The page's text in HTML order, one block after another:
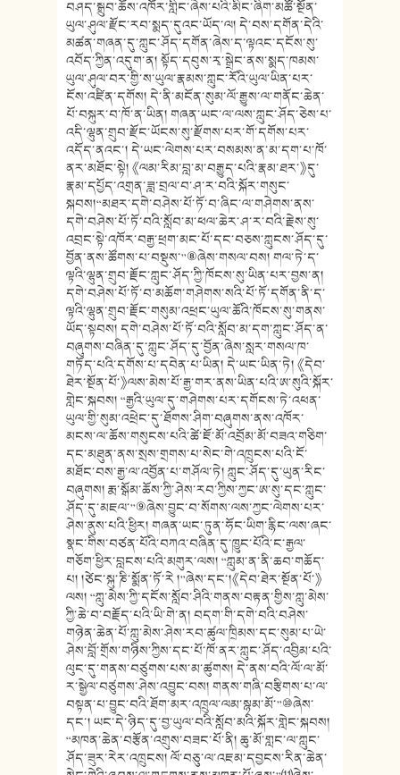
བཤད་སྒྲུབ་ཆོས་འཁོར་གླིང་ཞེས་པའི་མིང་ཞིག་མཚོ་སྔོན་
ཡུལ་ཤུལ་རྫོང་རབ་སྨད་དུའང་ཡོད་ལ། དེ་བས་དགོན་དེའི་
མཚན་གཞན་དུ་ཀླུང་ཤོད་དགོན་ཞེས་ད་ལྟའང་དངོས་སུ་
འབོད་ཀྱིན་འདུག་ན། སྟོད་དབུས་རྭ་སྒྲེང་ནས་སྨད་ཁམས་
ཡུལ་ཤུལ་བར་གྱི་ས་ཡུལ་རྣམས་ཀླུང་རོའི་ཡུལ་ཡིན་པར་
ངོས་འཛིན་དགོས། དེ་ནི་མངོན་སུམ་ལོ་རྒྱུས་ལ་གནོང་ཆེན་
པོ་བསྐུར་བ་ཁོ་ན་ཡིན། གཞན་ཡང་ལ་ལས་ཀླུང་ཤོད་ཅེས་པ་
འདི་ལྷུན་གྲུབ་རྫོང་ཡོངས་སུ་རྫོགས་པར་གོ་དགོས་པར་
འདོད་ནའང་། དེ་ཡང་ལེགས་པར་བསམས་ན་མ་དག་པ་ཁོ་
ནར་མཐོང་སྟེ། 《ལམ་རིམ་བླ་མ་བརྒྱུད་པའི་རྣམ་ཐར་》དུ་
རྣམ་དཔྱོད་འགྲན་ཟླ་བྲལ་བ་ཤ་ར་བའི་སྐོར་གསུང་
སྐབས།“མཐར་དགེ་བཤེས་པོ་ཏོ་བ་ཞིང་ལ་གཤེགས་ནས་
དགེ་བཤེས་པོ་ཏོ་བའི་སློབ་མ་ཕལ་ཆེར་ཤ་ར་བའི་རྗེས་སུ་
འབྲང་སྟེ་འཁོར་བརྒྱ་ཕྲག་མང་པོ་དང་བཅས་ཀླུངས་ཤོད་དུ་
བྱོན་ནས་ཚོགས་པ་བསྡུས་”⑧ཞེས་གསལ་བས། གལ་ཏེ་ད་
ལྟའི་ལྷུན་གྲུབ་རྗོང་ཀླུང་ཤོད་ཀྱི་ཁོངས་སུ་ཡིན་པར་བྱས་ན།
དགེ་བཤེས་པོ་ཏོ་བ་མཆོག་གཤེགས་སའི་པོ་ཏོ་དགོན་ནི་ད་
ལྟའི་ལྷུན་གྲུབ་རྗོང་གསུམ་འཕྲང་ཡུལ་ཆོའི་ཁོངས་སུ་གནས་
ཡོད་སྟབས། དགེ་བཤེས་པོ་ཏོ་བའི་སློབ་མ་དག་ཀླུང་ཤོད་ན་
བཞུགས་བཞིན་དུ་ཀླུང་ཤོད་དུ་བྱོན་ཞེས་སླར་གསལ་ཁ་
གཏོད་པའི་དགོས་པ་དབེན་པ་ཡིན། དེ་ཡང་ཡིན་ཏེ། 《དེབ་
ཐེར་སྔོན་པོ་》ལས་མེས་པོ་རྒྱ་གར་ནས་ཡིན་པའི་ཨ་སུའི་སྐོར་
གླེང་སྐབས། “རྒྱའི་ཡུལ་དུ་གཤེགས་པར་དགོངས་ཏེ་འཕན་
ཡུལ་གྱི་སུམ་འཕྲེང་དུ་ཐོགས་ཤིག་བཞུགས་ནས་འཁོར་
མངས་ལ་ཆོས་གསུངས་པའི་ཚེ་ཇོ་མོ་འབྲོམ་མོ་བཟའ་གཅིག་
དང་མཐུན་ནས་སྲས་གྲགས་པ་སེང་གེ་འཁྲུངས་པའི་ངོ་
མཐོང་བས་རྒྱ་ལ་འབྱོན་པ་གཤོལ་ཏེ། ཀླུང་ཤོད་དུ་ཡུན་རིང་
བཞུགས། རྨ་སྒོམ་ཆོས་ཀྱི་ཤེས་རབ་ཀྱིས་ཀྱང་ཨ་སུ་དང་ཀླུང་
ཤོད་དུ་མཇལ་”⑨ཞེས་བྱུང་བ་སོགས་ལས་ཀྱང་ལེགས་པར་
ཤེས་ནུས་པའི་ཕྱིར། གཞན་ཡང་ཏུན་ཧོང་ཡིག་རྙིང་ལས་ཞང་
སྣང་གིས་བཙན་པོའི་བཀའ་བཞིན་དུ་ཁྱུང་པོའི་ང་རྒྱལ་
གཅོག་ཕྱིར་བླངས་པའི་མགུར་ལས། “ཀླུམ་ན་ནི་ཆབ་གཆོད་
པ། །ཙེང་སྐུ་ཎི་སྨོན་ཏོ་རེ །”ཞེས་དང་།《དེབ་ཐེར་སྔོན་པོ་》
ལས། “ཀླུ་མེས་ཀྱི་དངོས་སློབ་ཤིའི་གནས་བརྟན་གྱིས་ཀླུ་མེས་
ཀྱི་ཆེ་བ་བརྗོད་པའི་ཡི་གེ་ན། བདག་གི་དགེ་བའི་བཤེས་
གཉེན་ཆེན་པོ་ཀླུ་མེས་ཤེས་རབ་ཚུལ་ཁྲིམས་དང་སུམ་པ་ཡེ་
ཤེས་བློ་གྲོས་གཉིས་ཀྱིས་དང་པོ་ཁོ་ནར་ཀླུང་ཤོད་འབྱིམ་པའི་
ལུང་དུ་གནས་བཙུགས་པས་མ་ཚུགས། དེ་ནས་བའི་ལོ་ལ་མོ་
ར་སྒྱེལ་བཙུགས་ཤེས་འབྱུང་བས། གནས་གཞི་བརྩིགས་པ་ལ་
བསྟན་པ་བྱུང་བའི་ཐོག་མར་འཁྲུལ་ལམ་སྙམ་མོ་”⑩ཞེས་
དང་། ཡང་དེ་ཉིད་དུ་བྱ་ཡུལ་བའི་སློབ་མའི་སྐོར་གླེང་སྐབས།
“མཁན་ཆེན་བརྩོན་འགྲུས་བཟང་པོ་ནི། ཆུ་མོ་གླང་ལ་ཀླུང་
ཤོད་ཟུར་རེར་འཁྲུངས། ལོ་བཅུ་ལ་འཇམ་དབྱངས་རིན་ཆེན་